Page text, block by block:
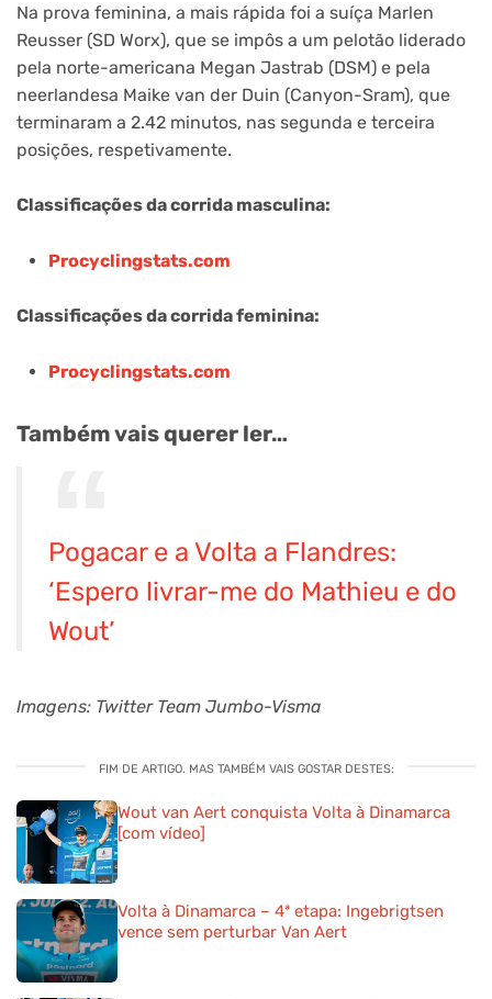
Na prova feminina, a mais rápida foi a suíça Marlen
Reusser (SD Worx), que se impôs a um pelotão liderado
pela norte-americana Megan Jastrab (DSM) e pela
neerlandesa Maike van der Duin (Canyon-Sram), que
terminaram a 2.42 minutos, nas segunda e terceira
posições, respetivamente.
Classificações da corrida masculina:
Procyclingstats.com
Classificações da corrida feminina:
Procyclingstats.com
Também vais querer ler…
Pogacar e a Volta a Flandres:
‘Espero livrar-me do Mathieu e do
Wout’
Imagens: Twitter Team Jumbo-Visma
FIM DE ARTIGO. MAS TAMBÉM VAIS GOSTAR DESTES:
Wout van Aert conquista Volta à Dinamarca
[com vídeo]
Volta à Dinamarca – 4ª etapa: Ingebrigtsen
vence sem perturbar Van Aert